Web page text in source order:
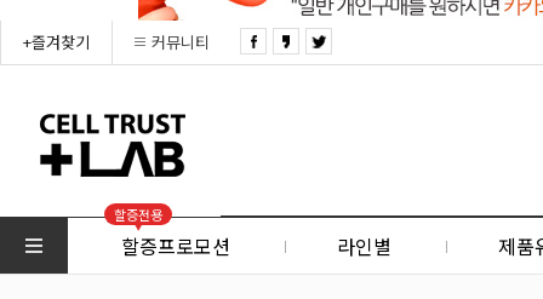
+즐겨찾기 커뮤니티
할증전용
할증프로모션 라인별 제품